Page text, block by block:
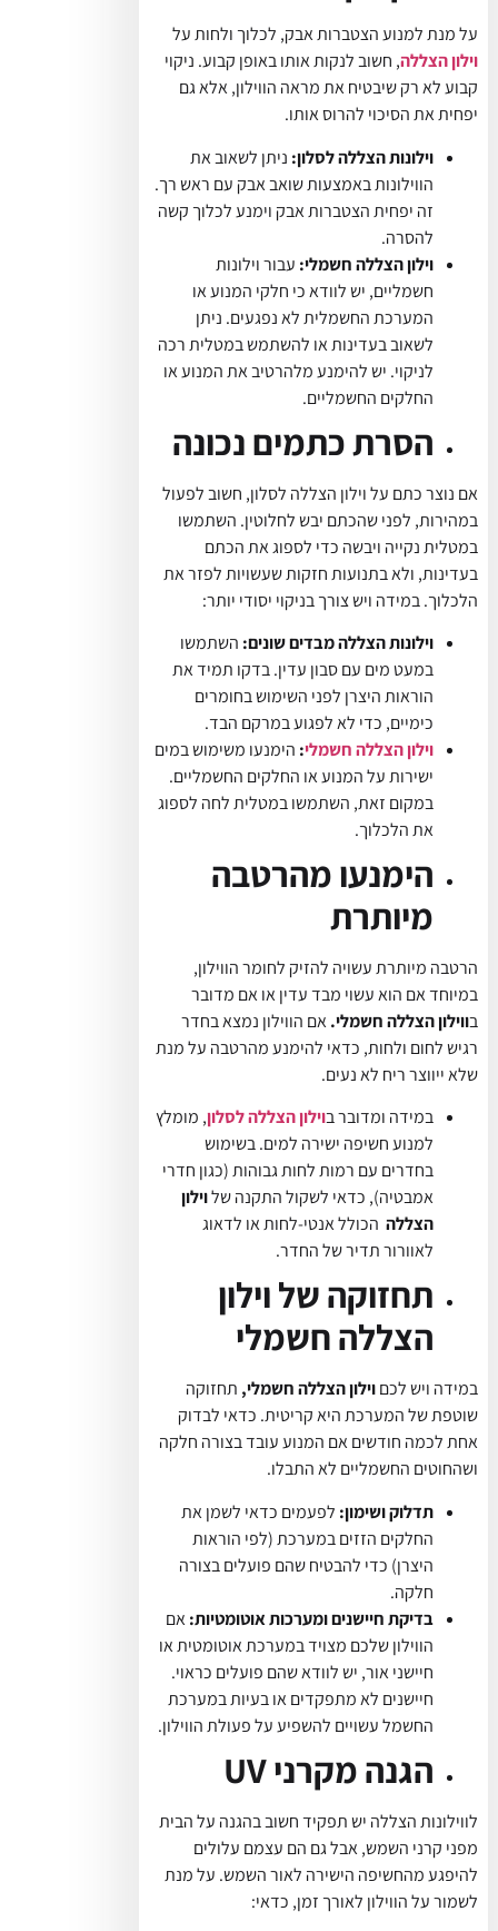
על מנת למנוע הצטברות אבק, לכלוך ולחות על
וילון הצללה, חשוב לנקות אותו באופן קבוע. ניקוי
קבוע לא רק שיבטיח את מראה הווילון, אלא גם
יפחית את הסיכוי להרוס אותו.
וילונות הצללה לסלון: ניתן לשאוב את
הווילונות באמצעות שואב אבק עם ראש רך.
זה יפחית הצטברות אבק וימנע לכלוך קשה
להסרה.
וילון הצללה חשמלי: עבור וילונות
חשמליים, יש לוודא כי חלקי המנוע או
המערכת החשמלית לא נפגעים. ניתן
לשאוב בעדינות או להשתמש במטלית רכה
לניקוי. יש להימנע מלהרטיב את המנוע או
החלקים החשמליים.
הסרת כתמים נכונה
אם נוצר כתם על וילון הצללה לסלון, חשוב לפעול
במהירות, לפני שהכתם יבש לחלוטין. השתמשו
במטלית נקייה ויבשה כדי לספוג את הכתם
בעדינות, ולא בתנועות חזקות שעשויות לפזר את
הלכלוך. במידה ויש צורך בניקוי יסודי יותר:
וילונות הצללה מבדים שונים: השתמשו
במעט מים עם סבון עדין. בדקו תמיד את
הוראות היצרן לפני השימוש בחומרים
כימיים, כדי לא לפגוע במרקם הבד.
וילון הצללה חשמלי: הימנעו משימוש במים
ישירות על המנוע או החלקים החשמליים.
במקום זאת, השתמשו במטלית לחה לספוג
את הלכלוך.
הימנעו מהרטבה
מיותרת
הרטבה מיותרת עשויה להזיק לחומר הווילון,
במיוחד אם הוא עשוי מבד עדין או אם מדובר
בווילון הצללה חשמלי.אם הווילון נמצא בחדר
רגיש לחום ולחות, כדאי להימנע מהרטבה על מנת
שלא ייווצר ריח לא נעים.
במידה ומדובר בוילון הצללה לסלון, מומלץ
למנוע חשיפה ישירה למים. בשימוש
בחדרים עם רמות לחות גבוהות (כגון חדרי
אמבטיה), כדאי לשקול התקנה שלוילון
הצללה הכולל אנטי-לחות או לדאוג
לאוורור תדיר של החדר.
תחזוקה של וילון
הצללה חשמלי
במידה ויש לכםוילון הצללה חשמלי, תחזוקה
שוטפת של המערכת היא קריטית. כדאי לבדוק
אחת לכמה חודשים אם המנוע עובד בצורה חלקה
ושהחוטים החשמליים לא התבלו.
תדלוק ושימון: לפעמים כדאי לשמן את
החלקים הזזים במערכת (לפי הוראות
היצרן) כדי להבטיח שהם פועלים בצורה
חלקה.
בדיקת חיישנים ומערכות אוטומטיות:אם
הווילון שלכם מצויד במערכת אוטומטית או
חיישני אור, יש לוודא שהם פועלים כראוי.
חיישנים לא מתפקדים או בעיות במערכת
החשמל עשויים להשפיע על פעולת הווילון.
הגנה מקרני UV
לווילונות הצללה יש תפקיד חשוב בהגנה על הבית
מפני קרני השמש, אבל גם הם עצמם עלולים
להיפגע מהחשיפה הישירה לאור השמש. על מנת
לשמור על הווילון לאורך זמן, כדאי: